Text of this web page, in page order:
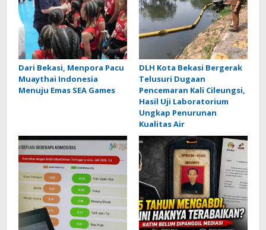
Dari Bekasi, Menpora Pacu
Muaythai Indonesia
Menuju Emas SEA Games
DLH Kota Bekasi Bergerak
Telusuri Dugaan
Pencemaran Kali Cileungsi,
Hasil Uji Laboratorium
Ungkap Penurunan
Kualitas Air